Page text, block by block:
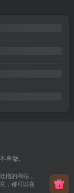
卑微。
槽的网站，
，都可以在